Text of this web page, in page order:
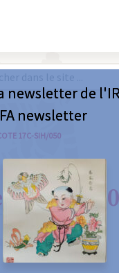
17C-SIH/050
17C-SIH/
newsletter de
newsletter